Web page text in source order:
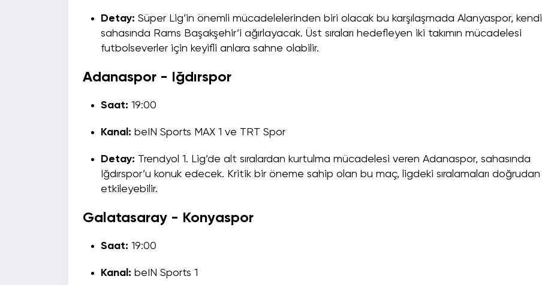
Detay: Süper Lig’in önemli mücadelelerinden biri olacak bu karşılaşmada Alanyaspor, kendi
sahasında Rams Başakşehir’i ağırlayacak. Üst sıraları hedefleyen iki takımın mücadelesi
futbolseverler için keyifli anlara sahne olabilir.
Adanaspor - Iğdırspor
Saat: 19:00
Kanal: beIN Sports MAX 1 ve TRT Spor
Detay: Trendyol 1. Lig’de alt sıralardan kurtulma mücadelesi veren Adanaspor, sahasında
Iğdırspor’u konuk edecek. Kritik bir öneme sahip olan bu maç, ligdeki sıralamaları doğrudan
etkileyebilir.
Galatasaray - Konyaspor
Saat: 19:00
Kanal: beIN Sports 1